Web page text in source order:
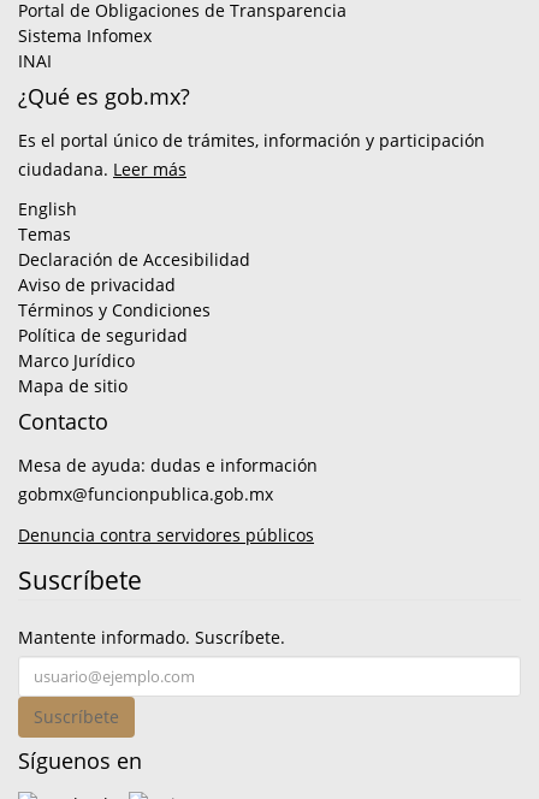
Portal de Obligaciones de Transparencia
Sistema Infomex
INAI
¿Qué es gob.mx?
Es el portal único de trámites, información y participación
ciudadana. Leer más
English
Temas
Declaración de Accesibilidad
Aviso de privacidad
Términos y Condiciones
Política de seguridad
Marco Jurídico
Mapa de sitio
Contacto
Mesa de ayuda: dudas e información
gobmx@funcionpublica.gob.mx
Denuncia contra servidores públicos
Suscríbete
Mantente informado. Suscríbete.
Suscríbete
Síguenos en